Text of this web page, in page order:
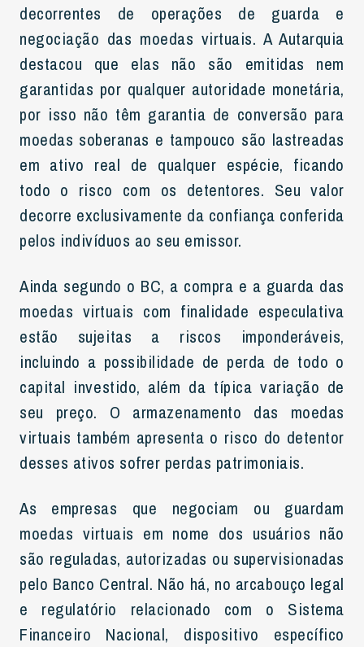
decorrentes de operações de guarda e
negociação das moedas virtuais. A Autarquia
destacou que elas não são emitidas nem
garantidas por qualquer autoridade monetária,
por isso não têm garantia de conversão para
moedas soberanas e tampouco são lastreadas
em ativo real de qualquer espécie, ficando
todo o risco com os detentores. Seu valor
decorre exclusivamente da confiança conferida
pelos indivíduos ao seu emissor.
Ainda segundo o BC, a compra e a guarda das
moedas virtuais com finalidade especulativa
estão sujeitas a riscos imponderáveis,
incluindo a possibilidade de perda de todo o
capital investido, além da típica variação de
seu preço. O armazenamento das moedas
virtuais também apresenta o risco do detentor
desses ativos sofrer perdas patrimoniais.
As empresas que negociam ou guardam
moedas virtuais em nome dos usuários não
são reguladas, autorizadas ou supervisionadas
pelo Banco Central. Não há, no arcabouço legal
e regulatório relacionado com o Sistema
Financeiro Nacional, dispositivo específico